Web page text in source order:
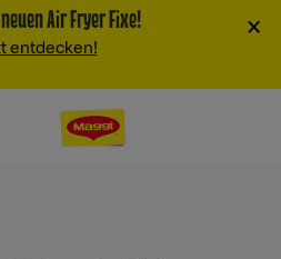
Air Fryer Fixe!
entdecken!
×